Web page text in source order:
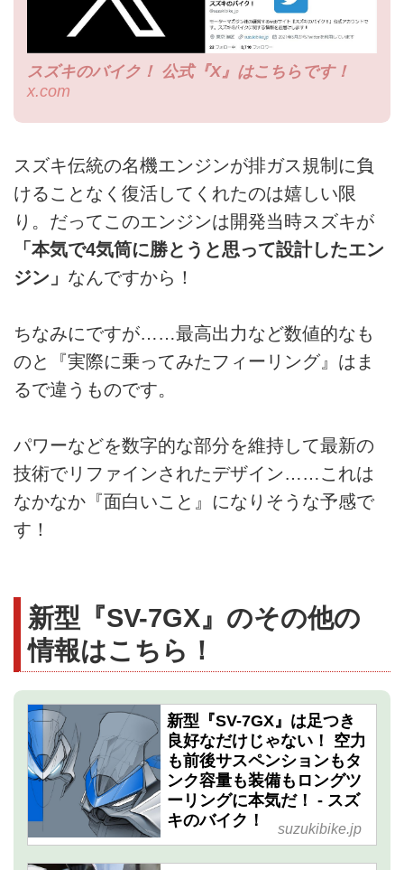
スズキのバイク！ 公式『X』はこちらです！
x.com
スズキ伝統の名機エンジンが排ガス規制に負
けることなく復活してくれたのは嬉しい限
り。だってこのエンジンは開発当時スズキが
「本気で4気筒に勝とうと思って設計したエン
ジン」 なんですから！
ちなみにですが……最高出力など数値的なも
のと『実際に乗ってみたフィーリング』はま
るで違うものです。
パワーなどを数字的な部分を維持して最新の
技術でリファインされたデザイン……これは
なかなか『面白いこと』になりそうな予感で
す！
新型『SV-7GX』のその他の
情報はこちら！
新型『SV-7GX』は足つき
良好なだけじゃない！ 空力
も前後サスペンションもタ
ンク容量も装備もロングツ
ーリングに本気だ！ - スズ
キのバイク！
suzukibike.jp